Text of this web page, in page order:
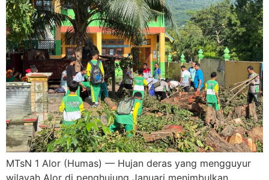
MTsN 1 Alor (Humas) — Hujan deras yang mengguyur
wilayah Alor di penghujung Januari menimbulkan